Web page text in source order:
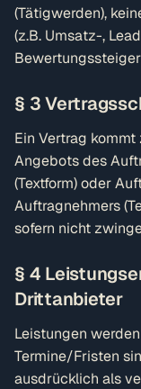
(Tätigwerden),
(z.B. Umsatz-,
§ 3
Ein Vertrag
Angebots des
(Textform) oder
Auftragnehmers
sofern nicht
§ 4
Drittanbieter
Leistungen
Termine/Fristen
ausdrücklich als